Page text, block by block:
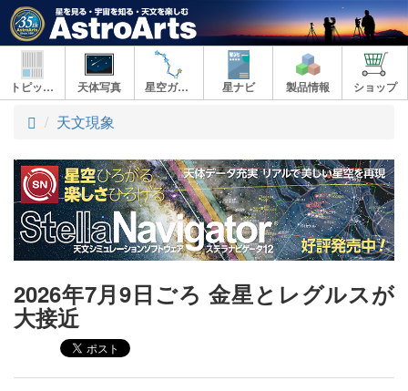
トピックス 天体写真 星空ガイド 星ナビ 製品情報 ショップ
ト
プ
天文現象
2026年7月9日ごろ 金星とレグルスが
大接近